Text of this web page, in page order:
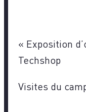
« Exposition
Techshop
Visites du